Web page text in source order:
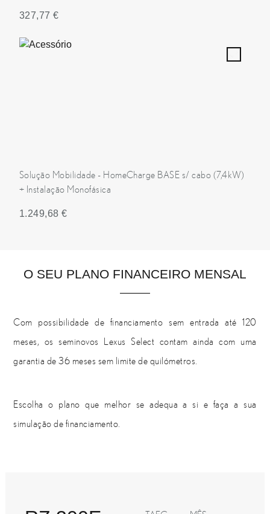
327,77 €
Solução Mobilidade - HomeCharge BASE s/ cabo (7,4kW)
+ Instalação Monofásica
1.249,68 €
O SEU PLANO FINANCEIRO MENSAL
Com possibilidade de financiamento sem entrada até 120
meses, os seminovos Lexus Select contam ainda com uma
garantia de 36 meses sem limite de quilómetros.
Escolha o plano que melhor se adequa a si e faça a sua
simulação de financiamento.